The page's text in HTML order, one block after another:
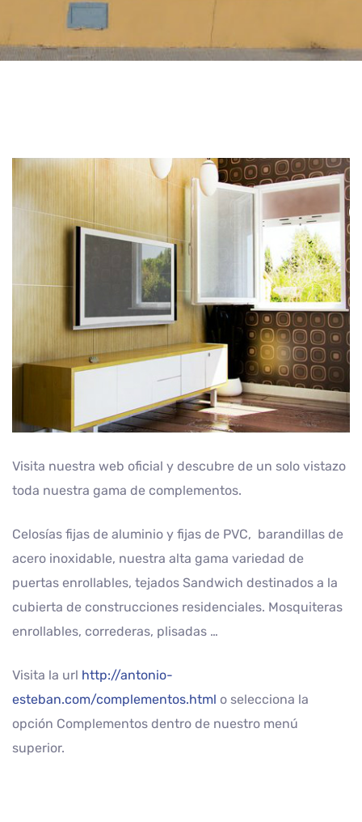
Visita nuestra web oficial y descubre de un solo vistazo
toda nuestra gama de complementos.
Celosías fijas de aluminio y fijas de PVC, barandillas de
acero inoxidable, nuestra alta gama variedad de
puertas enrollables, tejados Sandwich destinados a la
cubierta de construcciones residenciales. Mosquiteras
enrollables, correderas, plisadas …
Visita la url http://antonio-
esteban.com/complementos.html o selecciona la
opción Complementos dentro de nuestro menú
superior.